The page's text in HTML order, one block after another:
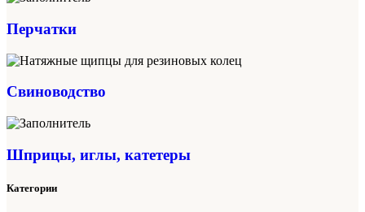
Перчатки
Свиноводство
Шприцы, иглы, катетеры
Категории